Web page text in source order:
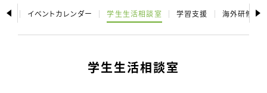
介 イベントカレンダー 学生生活相談室 学習支援 海外研修
学生生活相談室